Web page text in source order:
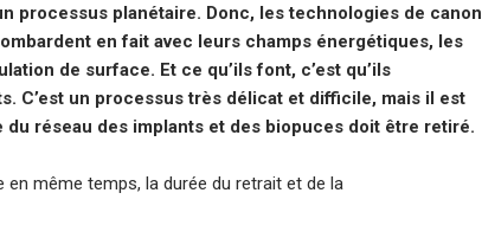
processus planétaire. Donc, les technologies de canon
en fait avec leurs champs énergétiques, les
de surface. Et ce qu’ils font, c’est qu’ils
C’est un processus très délicat et difficile, mais il est
réseau des implants et des biopuces doit être retiré.
en même temps, la durée du retrait et de la